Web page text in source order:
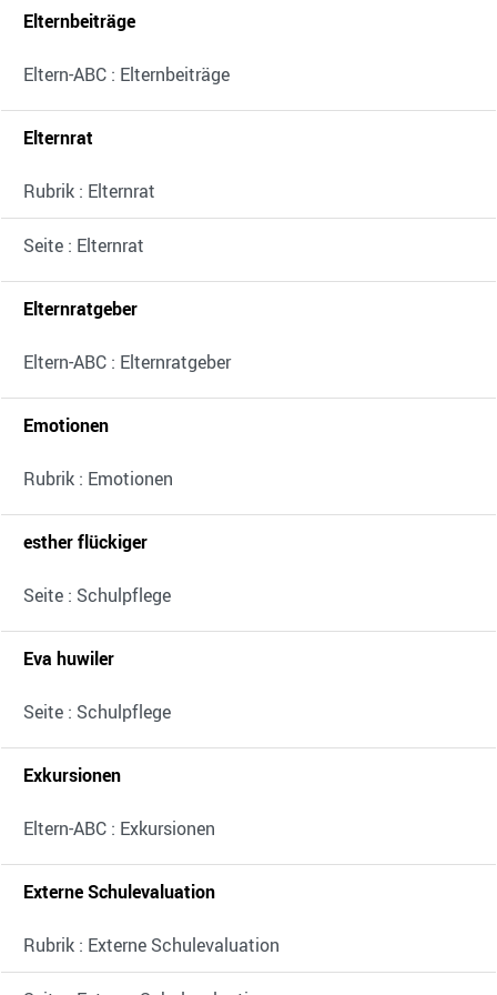
Elternbeiträge
Eltern-ABC : Elternbeiträge
Elternrat
Rubrik : Elternrat
Seite : Elternrat
Elternratgeber
Eltern-ABC : Elternratgeber
Emotionen
Rubrik : Emotionen
esther flückiger
Seite : Schulpflege
Eva huwiler
Seite : Schulpflege
Exkursionen
Eltern-ABC : Exkursionen
Externe Schulevaluation
Rubrik : Externe Schulevaluation